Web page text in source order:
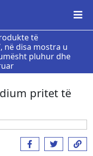
të
në disa mostra u
pluhur dhe
pritet të